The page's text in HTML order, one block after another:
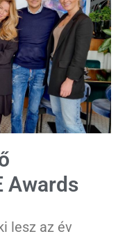
Awards
lesz az év